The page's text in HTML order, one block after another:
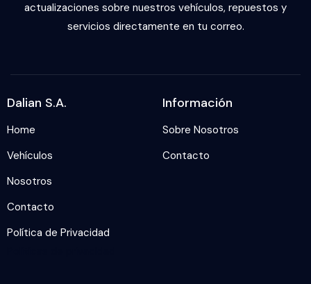
actualizaciones sobre nuestros vehículos, repuestos y
servicios directamente en tu correo.
Dalian S.A.
Home
Vehículos
Nosotros
Contacto
Política de Privacidad
Información
Sobre Nosotros
Contacto